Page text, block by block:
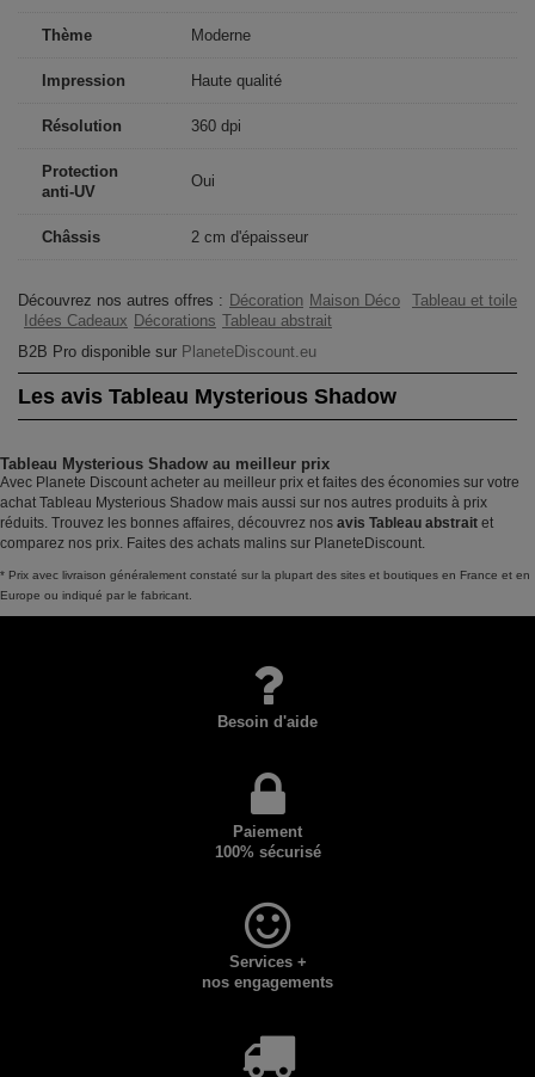
Thème Moderne
Impression Haute qualité
Résolution 360 dpi
Protection
anti-UV
Oui
Châssis 2 cm d'épaisseur
Découvrez nos autres offres : Décoration Maison Déco
Tableau et toile
Idées Cadeaux Décorations Tableau abstrait
B2B Pro disponible sur PlaneteDiscount.eu
Les avis Tableau Mysterious Shadow
Tableau Mysterious Shadow au meilleur prix
Avec Planete Discount acheter au meilleur prix et faites des économies sur votre
achat Tableau Mysterious Shadow mais aussi sur nos autres produits à prix
réduits. Trouvez les bonnes affaires, découvrez nos avis Tableau abstrait et
comparez nos prix. Faites des achats malins sur PlaneteDiscount.
* Prix avec livraison généralement constaté sur la plupart des sites et boutiques en France et en
Europe ou indiqué par le fabricant.
Besoin d'aide
Paiement
100% sécurisé
Services +
nos engagements